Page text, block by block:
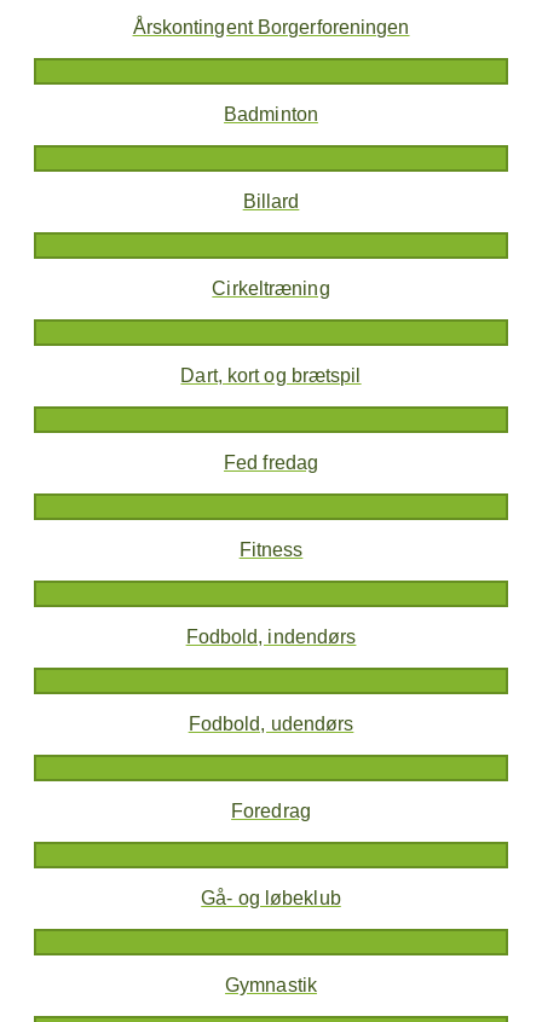
Årskontingent Borgerforeningen
Badminton
Billard
Cirkeltræning
Dart, kort og brætspil
Fed fredag
Fitness
Fodbold, indendørs
Fodbold, udendørs
Foredrag
Gå- og løbeklub
Gymnastik